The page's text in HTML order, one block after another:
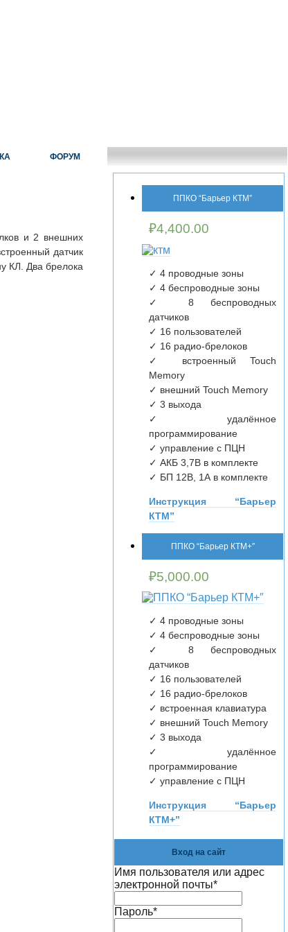
ФОРУМ
и 2 внешних
датчик
КЛ. Два брелока
ППКО “Барьер КТМ″
₽4,400.00
✓ 4 проводные зоны
✓ 4 беспроводные зоны
✓ 8 беспроводных
датчиков
✓ 16 пользователей
✓ 16 радио-брелоков
✓ встроенный Touch
Memory
✓ внешний Touch Memory
✓ 3 выхода
✓ удалённое
программирование
✓ управление с ПЦН
✓ АКБ 3,7В в комплекте
✓ БП 12В, 1А в комплекте
Инструкция “Барьер
КТМ”
ППКО “Барьер КТМ+″
₽5,000.00
✓ 4 проводные зоны
✓ 4 беспроводные зоны
✓ 8 беспроводных
датчиков
✓ 16 пользователей
✓ 16 радио-брелоков
✓ встроенная клавиатура
✓ внешний Touch Memory
✓ 3 выхода
✓ удалённое
программирование
✓ управление с ПЦН
Инструкция “Барьер
КТМ+”
Вход на сайт
Имя пользователя или адрес
электронной почты*
Пароль*